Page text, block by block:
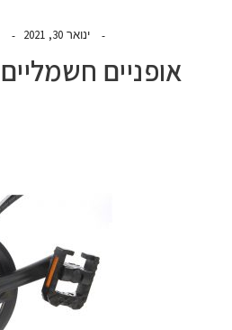
ינואר 30, 2021